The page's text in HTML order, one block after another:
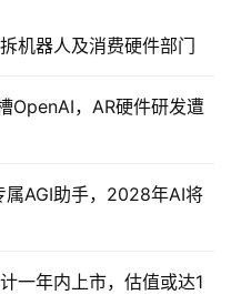
机器人及消费硬件部门
OpenAI，AR硬件研发遭
属AGI助手，2028年AI将
一年内上市，估值或达1